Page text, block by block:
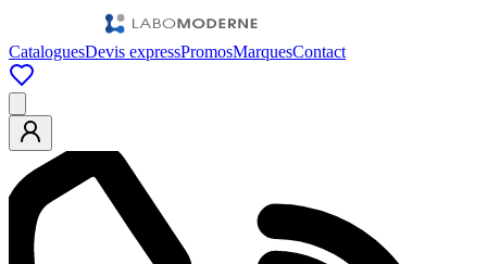
CataloguesDevis expressPromosMarquesContact